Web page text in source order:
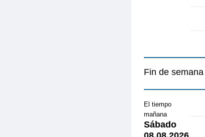
Fin de semana
El tiempo
mañana
Sábado